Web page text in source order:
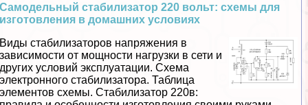
Самодельный стабилизатор 220 вольт: схемы для
изготовления в домашних условиях
Виды стабилизаторов напряжения в
зависимости от мощности нагрузки в сети и
других условий эксплуатации. Схема
электронного стабилизатора. Таблица
элементов схемы. Стабилизатор 220в: